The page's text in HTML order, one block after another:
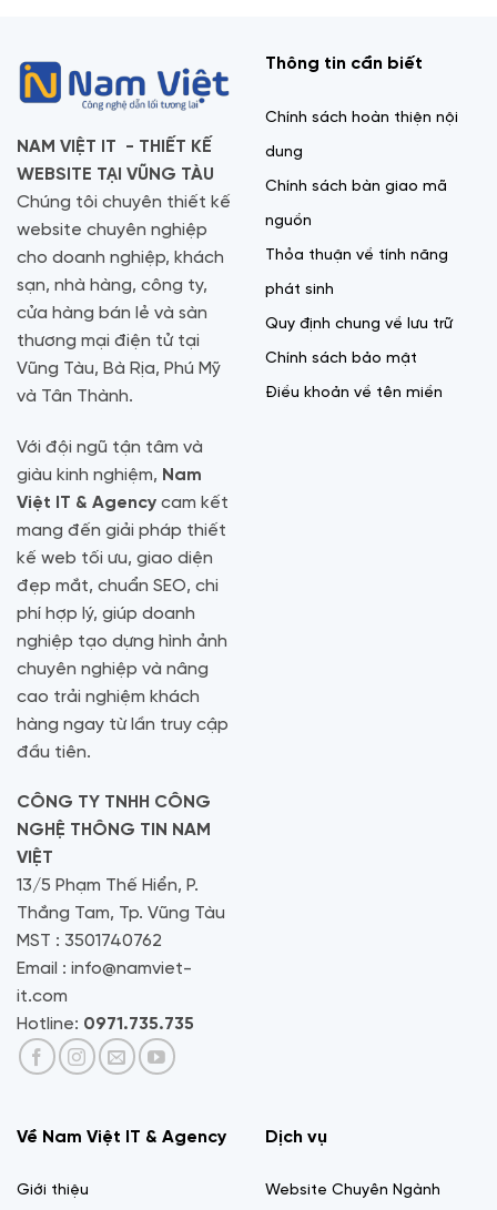
NAM VIỆT IT - THIẾT KẾ
WEBSITE TẠI VŨNG TÀU
Chúng tôi chuyên thiết kế
website chuyên nghiệp
cho doanh nghiệp, khách
sạn, nhà hàng, công ty,
cửa hàng bán lẻ và sàn
thương mại điện tử tại
Vũng Tàu, Bà Rịa, Phú Mỹ
và Tân Thành.
Với đội ngũ tận tâm và
giàu kinh nghiệm, Nam
Việt IT & Agency cam kết
mang đến giải pháp thiết
kế web tối ưu, giao diện
đẹp mắt, chuẩn SEO, chi
phí hợp lý, giúp doanh
nghiệp tạo dựng hình ảnh
chuyên nghiệp và nâng
cao trải nghiệm khách
hàng ngay từ lần truy cập
đầu tiên.
CÔNG TY TNHH CÔNG
NGHỆ THÔNG TIN NAM
VIỆT
13/5 Phạm Thế Hiển, P.
Thắng Tam, Tp. Vũng Tàu
MST : 3501740762
Email : info@namviet-
it.com
Hotline: 0971.735.735
Thông tin cần biết
Chính sách hoàn thiện nội
dung
Chính sách bàn giao mã
nguồn
Thỏa thuận về tính năng
phát sinh
Quy định chung về lưu trữ
Chính sách bảo mật
Điều khoản về tên miền
Về Nam Việt IT & Agency
Giới thiệu
Dịch vụ
Website Chuyên Ngành